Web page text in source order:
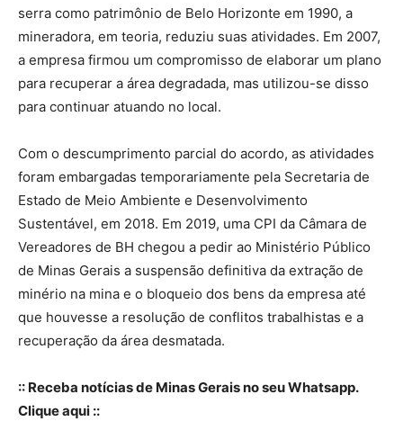
serra como patrimônio de Belo Horizonte em 1990, a
mineradora, em teoria, reduziu suas atividades. Em 2007,
a empresa firmou um compromisso de elaborar um plano
para recuperar a área degradada, mas utilizou-se disso
para continuar atuando no local.
Com o descumprimento parcial do acordo, as atividades
foram embargadas temporariamente pela Secretaria de
Estado de Meio Ambiente e Desenvolvimento
Sustentável, em 2018. Em 2019, uma CPI da Câmara de
Vereadores de BH chegou a pedir ao Ministério Público
de Minas Gerais a suspensão definitiva da extração de
minério na mina e o bloqueio dos bens da empresa até
que houvesse a resolução de conflitos trabalhistas e a
recuperação da área desmatada.
:: Receba notícias de Minas Gerais no seu Whatsapp.
Clique aqui ::